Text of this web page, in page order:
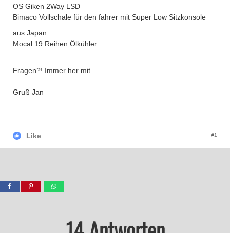
OS Giken 2Way LSD
Bimaco Vollschale für den fahrer mit Super Low Sitzkonsole
aus Japan
Mocal 19 Reihen Ölkühler
Fragen?! Immer her mit
Gruß Jan
Like #1